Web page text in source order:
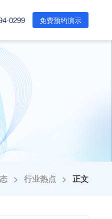
0299 免费预约演示
> 行业热点 > 正文